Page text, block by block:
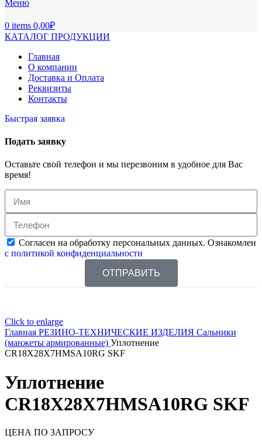
Меню
0 items 0,00₽
КАТАЛОГ ПРОДУКЦИИ
Главная
О компании
Доставка и Оплата
Реквизиты
Контакты
Быстрая заявка
Подать заявку
Оставьте свой телефон и мы перезвоним в удобное для Вас
время!
Согласен на обработку персональных данных. Ознакомлен
с политикой конфиденциальности
ОТПРАВИТЬ
Click to enlarge
Главная РЕЗИНО-ТЕХНИЧЕСКИЕ ИЗДЕЛИЯ Сальники
(манжеты армированные) Уплотнение
CR18X28X7HMSA10RG SKF
Уплотнение
CR18X28X7HMSA10RG SKF
ЦЕНА ПО ЗАПРОСУ